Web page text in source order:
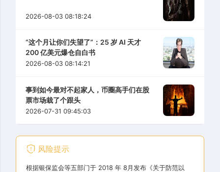
2026-08-03 08:18:24
“这个月让你们失望了”：25 岁 AI 天才
200 亿美元爆仓自白书
2026-08-03 08:14:21
事到如今最对不起家人，币圈高手们在股
票市场栽了个跟头
2026-07-31 09:45:03
风险提示
根据银保监会等五部门于 2018 年 8月发布《关于防范以